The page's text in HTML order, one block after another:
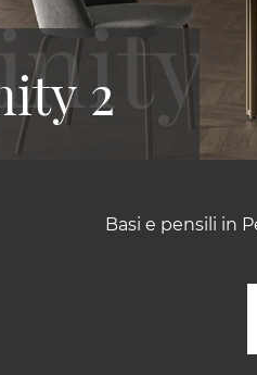
Basi e pensili in
2